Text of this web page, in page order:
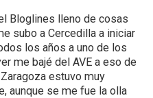
Bloglines lleno de cosas
subo a Cercedilla a iniciar
los años a uno de los
me bajé del AVE a eso de
estuvo muy
aunque se me fue la olla